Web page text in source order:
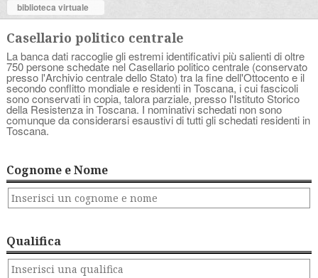
biblioteca virtuale
Casellario politico centrale
La banca dati raccoglie gli estremi identificativi più salienti di oltre
750 persone schedate nel Casellario politico centrale (conservato
presso l'Archivio centrale dello Stato) tra la fine dell'Ottocento e il
secondo conflitto mondiale e residenti in Toscana, i cui fascicoli
sono conservati in copia, talora parziale, presso l'Istituto Storico
della Resistenza in Toscana. I nominativi schedati non sono
comunque da considerarsi esaustivi di tutti gli schedati residenti in
Toscana.
Cognome e Nome
Qualifica